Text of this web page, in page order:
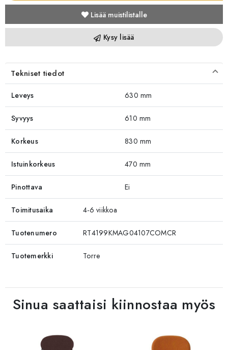
Lisää muistilistalle
Kysy lisää
Tekniset tiedot
Leveys 630 mm
Syvyys 610 mm
Korkeus 830 mm
Istuinkorkeus 470 mm
Pinottava Ei
Toimitusaika 4-6 viikkoa
Tuotenumero RT4199KMAG04107COMCR
Tuotemerkki Torre
Sinua saattaisi kiinnostaa myös